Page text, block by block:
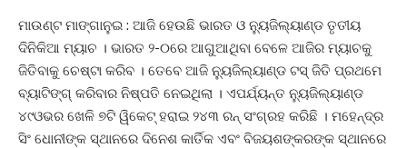
ମାଉଣ୍ଟ ମାଙ୍ଗାନୁଇ : ଆଜି ହେଉଛି ଭାରତ ଓ ନ୍ୟୁଜିଲ୍ୟାଣ୍ଡ ତୃତୀୟ
ଦିନିକିଆ ମ୍ୟାଚ । ଭାରତ ୨-୦ରେ ଆଗୁଆଥିବା ବେଳେ ଆଜିର ମ୍ୟାଚକୁ
ଜିତିବାକୁ ଚେଷ୍ଟା କରିବ । ତେବେ ଆଜି ନ୍ୟୁଜିଲ୍ୟାଣ୍ଡ ଟସ୍ ଜିତି ପ୍ରଥମେ
ବ୍ୟାଟିଙ୍ଗ୍ କରିବାର ନିଷ୍ପତି ନେଇଥିଲା । ଏପର୍ଯ୍ୟନ୍ତ ନ୍ୟୁଜିଲ୍ୟାଣ୍ଡ
୪୯ଓଭର ଖେଳି ୭ଟି ୱିକେଟ୍ ହରାଇ ୨୪୩ ରନ୍ ସଂଗ୍ରହ କରିଛି । ମହେନ୍ଦ୍ର
ସିଂ ଧୋନୀଙ୍କ ସ୍ଥାନରେ ଦିନେଶ କାର୍ତିକ ଏବଂ ବିଜୟଶଙ୍କରଙ୍କ ସ୍ଥାନରେ